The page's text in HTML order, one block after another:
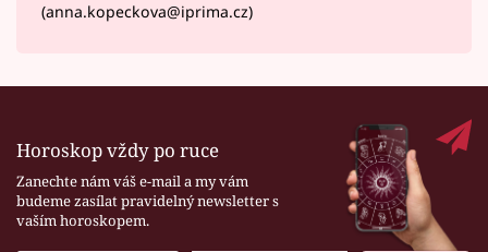
(anna.kopeckova@iprima.cz)
Horoskop vždy po ruce
Zanechte nám váš e-mail a my vám
budeme zasílat pravidelný newsletter s
vaším horoskopem.